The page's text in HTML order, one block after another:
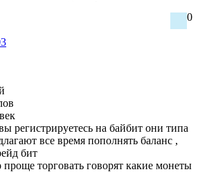
0
регистрируетесь на байбит они типа
все время пополнять баланс ,
бит
торговать говорят какие монеты